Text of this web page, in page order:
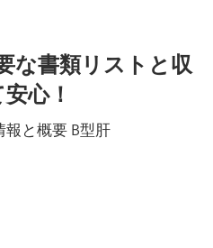
な書類リストと収
心！
報と概要 B型肝